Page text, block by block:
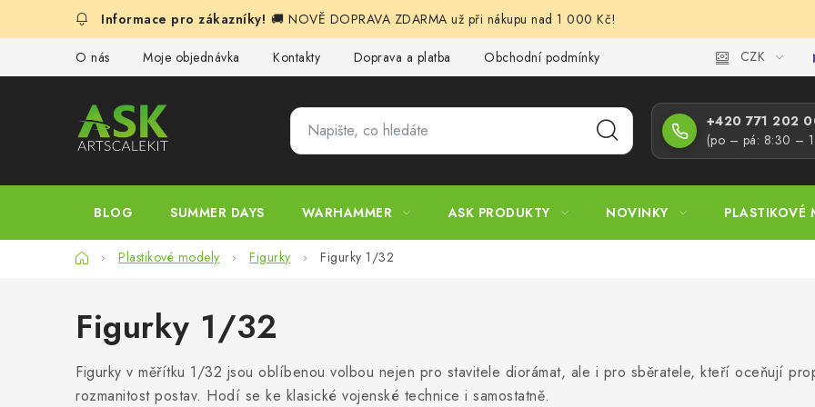
🚚 NOVĚ DOPRAVA ZDARMA už při nákupu nad 1 000 Kč!
O nás Moje objednávka Kontakty Doprava a platba Obchodní podmínky Podmínky ochrany osobních
CZK
+420 771 202
(po – pá: 8:30 –
BLOG SUMMER DAYS WARHAMMER ASK PRODUKTY NOVINKY PLASTIKOVÉ
DomůPlastikové modely Figurky Figurky 1/32
Figurky 1/32
Figurky v měřítku 1/32 jsou oblíbenou volbou nejen pro stavitele diorámat, ale i pro sběratele, kteří oceňují
rozmanitost postav. Hodí se ke klasické vojenské technice i samostatně.